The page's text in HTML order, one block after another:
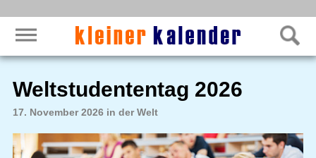
Weltstudententag 2026
17. November 2026 in der Welt